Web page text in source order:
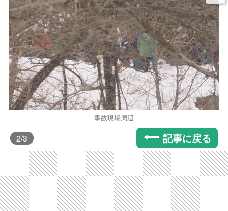
事故現場周辺
2/3 記事に戻る